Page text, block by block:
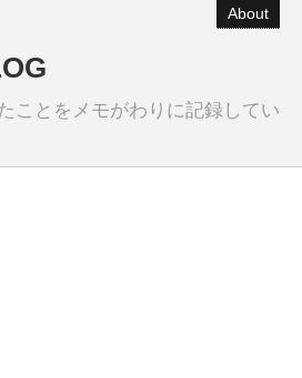
About
ことをメモがわりに記録してい